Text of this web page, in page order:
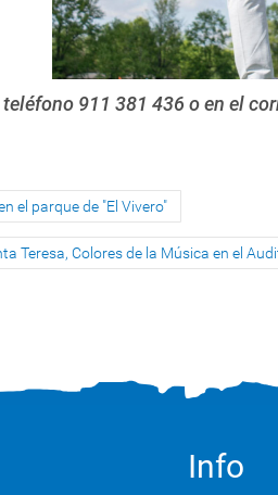
911 381 436 o en el
el parque de "El Vivero"
Teresa, Colores de la Música en el
Info